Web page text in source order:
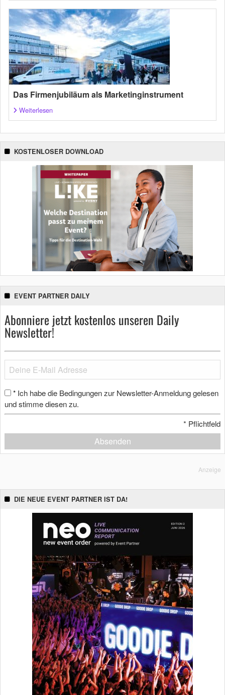
Das Firmenjubiläum als Marketinginstrument
Weiterlesen
KOSTENLOSER DOWNLOAD
EVENT PARTNER DAILY
Abonniere jetzt kostenlos unseren Daily
Newsletter!
* Ich habe die Bedingungen zur Newsletter-Anmeldung gelesen
und stimme diesen zu.
* Pflichtfeld
Absenden
Anzeige
DIE NEUE EVENT PARTNER IST DA!